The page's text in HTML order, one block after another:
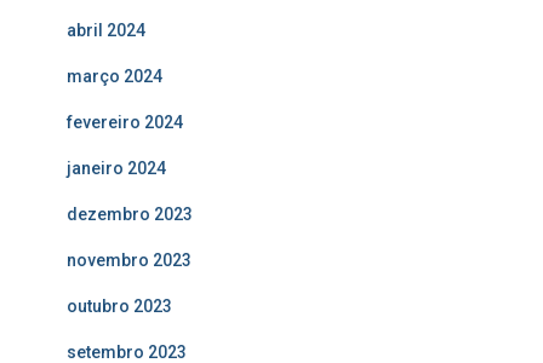
abril 2024
março 2024
fevereiro 2024
janeiro 2024
dezembro 2023
novembro 2023
outubro 2023
setembro 2023